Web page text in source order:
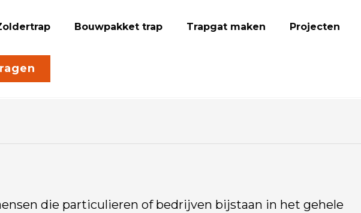
Bouwpakket trap Trapgat maken Projecten
die particulieren of bedrijven bijstaan in het gehele